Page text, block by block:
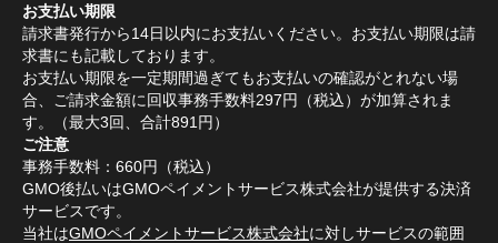
お支払い期限
請求書発行から14日以内にお支払いください。お支払い期限は請
求書にも記載しております。
お支払い期限を一定期間過ぎてもお支払いの確認がとれない場
合、ご請求金額に回収事務手数料297円（税込）が加算されま
す。（最大3回、合計891円）
ご注意
事務手数料：660円（税込）
GMO後払いはGMOペイメントサービス株式会社が提供する決済
サービスです。
当社はGMOペイメントサービス株式会社に対しサービスの範囲